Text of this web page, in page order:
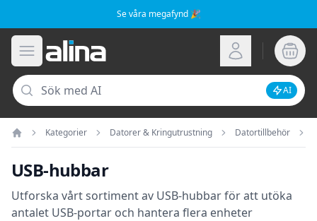
Se våra megafynd 🎉
Öppna meny
Alina.se Logga in
Sök
AI
Hem
Kategorier Datorer & Kringutrustning Datortillbehör
USB-hubbar
Utforska vårt sortiment av USB-hubbar för att utöka
antalet USB-portar och hantera flera enheter